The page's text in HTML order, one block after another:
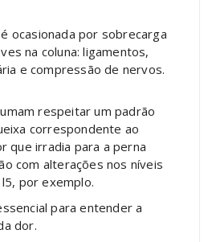
ocasionada por sobrecarga
na coluna: ligamentos,
e compressão de nervos.
respeitar um padrão
correspondente ao
que irradia para a perna
com alterações nos níveis
por exemplo.
para entender a
dor.